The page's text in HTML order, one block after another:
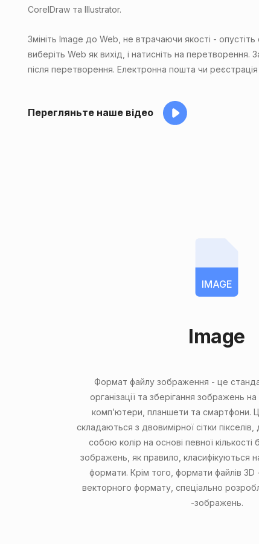
CorelDraw та Illustrator.
Змініть Image до Web, не втрачаючи якості -
виберіть Web як вихід, і натисніть на перетворення.
після перетворення. Електронна пошта чи реєстрація
Перегляньте наше відео
IMAGE
Image
Формат файлу зображення - це
організації та зберігання зображень
комп’ютери, планшети та смартфони.
складаються з двовимірної сітки
собою колір на основі певної кількості
зображень, як правило, класифікуються
формати. Крім того, формати файлів
векторного формату, спеціально
-зображень.